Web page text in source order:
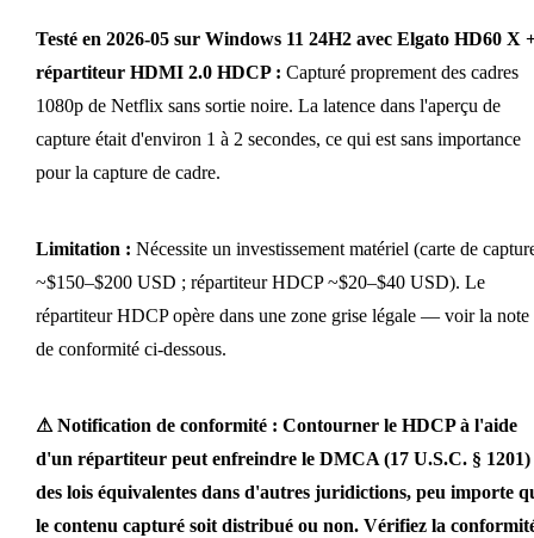
Testé en 2026-05 sur Windows 11 24H2 avec Elgato HD60 X
répartiteur HDMI 2.0 HDCP : Capturé proprement des cadres
1080p de Netflix sans sortie noire. La latence dans l'aperçu de
capture était d'environ 1 à 2 secondes, ce qui est sans importance
pour la capture de cadre.
Limitation : Nécessite un investissement matériel (carte de
~$150–$200 USD ; répartiteur HDCP ~$20–$40 USD). Le
répartiteur HDCP opère dans une zone grise légale — voir la note
de conformité ci-dessous.
⚠ Notification de conformité : Contourner le HDCP à l'aide
d'un répartiteur peut enfreindre le DMCA (17 U.S.C. § 1201)
des lois équivalentes dans d'autres juridictions, peu importe
le contenu capturé soit distribué ou non. Vérifiez la